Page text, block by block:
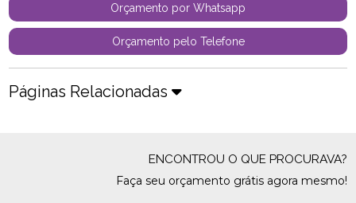
Orçamento por Whatsapp
Orçamento pelo Telefone
Páginas Relacionadas
ENCONTROU O QUE PROCURAVA?
Faça seu orçamento grátis agora mesmo!